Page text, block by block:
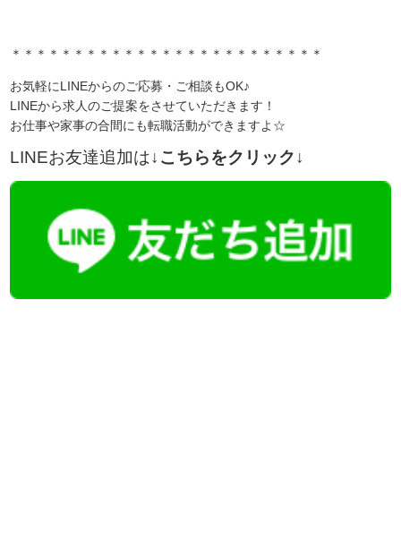
＊＊＊＊＊＊＊＊＊＊＊＊＊＊＊＊＊＊＊＊＊＊＊＊＊
お気軽にLINEからのご応募・ご相談もOK♪
LINEから求人のご提案をさせていただきます！
お仕事や家事の合間にも転職活動ができますよ☆
LINEお友達追加は↓こちらをクリック↓